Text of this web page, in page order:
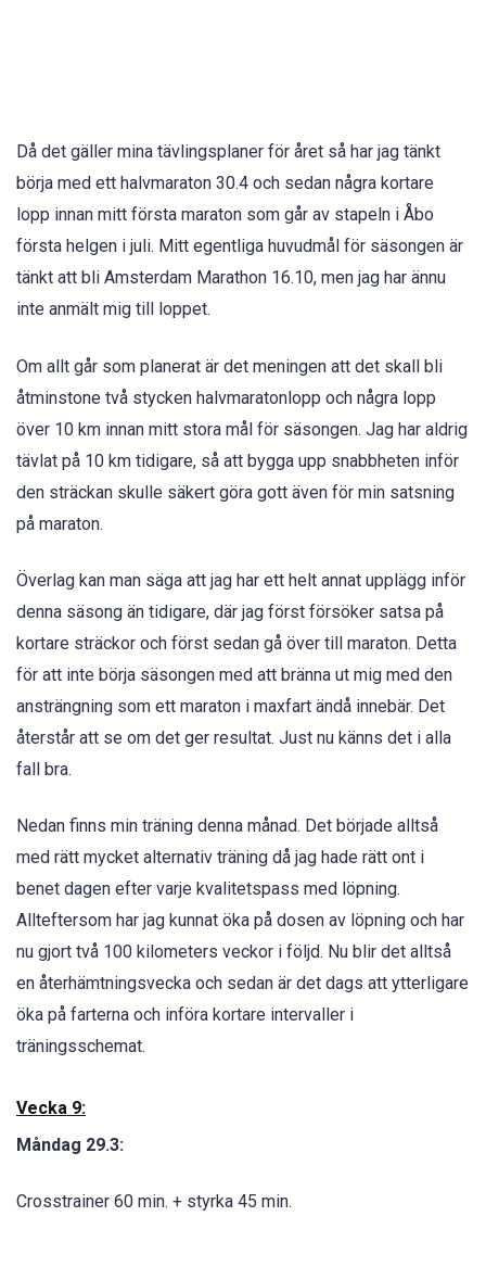
Då det gäller mina tävlingsplaner för året så har jag tänkt
börja med ett halvmaraton 30.4 och sedan några kortare
lopp innan mitt första maraton som går av stapeln i Åbo
första helgen i juli. Mitt egentliga huvudmål för säsongen är
tänkt att bli Amsterdam Marathon 16.10, men jag har ännu
inte anmält mig till loppet.
Om allt går som planerat är det meningen att det skall bli
åtminstone två stycken halvmaratonlopp och några lopp
över 10 km innan mitt stora mål för säsongen. Jag har aldrig
tävlat på 10 km tidigare, så att bygga upp snabbheten inför
den sträckan skulle säkert göra gott även för min satsning
på maraton.
Överlag kan man säga att jag har ett helt annat upplägg inför
denna säsong än tidigare, där jag först försöker satsa på
kortare sträckor och först sedan gå över till maraton. Detta
för att inte börja säsongen med att bränna ut mig med den
ansträngning som ett maraton i maxfart ändå innebär. Det
återstår att se om det ger resultat. Just nu känns det i alla
fall bra.
Nedan finns min träning denna månad. Det började alltså
med rätt mycket alternativ träning då jag hade rätt ont i
benet dagen efter varje kvalitetspass med löpning.
Allteftersom har jag kunnat öka på dosen av löpning och har
nu gjort två 100 kilometers veckor i följd. Nu blir det alltså
en återhämtningsvecka och sedan är det dags att ytterligare
öka på farterna och införa kortare intervaller i
träningsschemat.
Vecka 9:
Måndag 29.3:
Crosstrainer 60 min. + styrka 45 min.